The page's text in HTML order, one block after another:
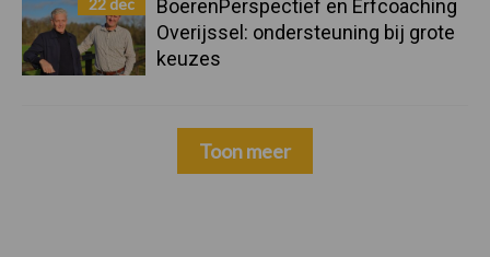
BoerenPerspectief en Erfcoaching
Overijssel: ondersteuning bij grote
keuzes
Toon meer